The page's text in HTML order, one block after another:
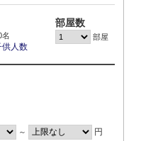
名
供人数
部屋数
部屋
～ 円